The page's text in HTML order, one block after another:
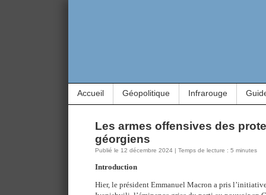
Accueil Géopolitique Infrarouge
Les armes offensives des
géorgiens
Publié le 12 décembre 2024 | Temps de lecture : 5 minutes
Introduction
Hier, le président Emmanuel Macron a pris